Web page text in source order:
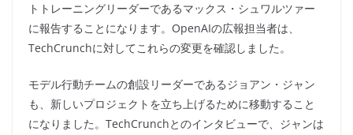
トトレーニングリーダーであるマックス・シュワルツァー
に報告することになります。OpenAIの広報担当者は、
TechCrunchに対してこれらの変更を確認しました。
モデル行動チームの創設リーダーであるジョアン・ジャン
も、新しいプロジェクトを立ち上げるために移動すること
になりました。TechCrunchとのインタビューで、ジャンは